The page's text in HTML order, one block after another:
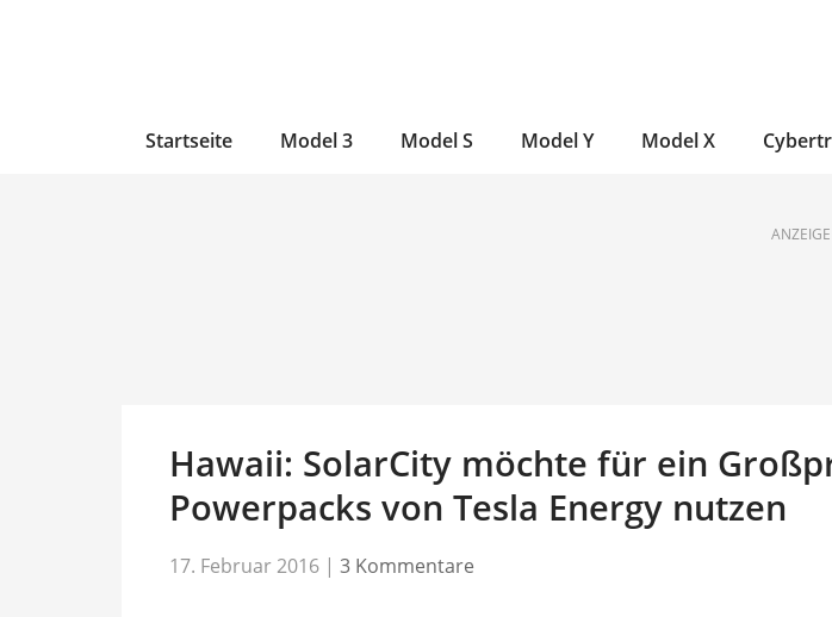
Startseite Model 3 Model S Model Y Model X
ANZEIGE
Hawaii: SolarCity möchte für ein
Powerpacks von Tesla Energy nutzen
17. Februar 2016 | 3 Kommentare